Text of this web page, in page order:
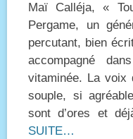
Maï Calléja, «
Pergame, un
percutant, bien
accompagné
vitaminée. La voix
souple, si
sont d’ores et
SUITE…